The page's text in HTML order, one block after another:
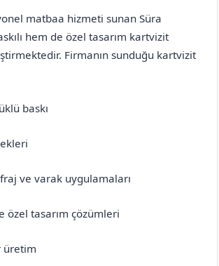
matbaa hizmeti sunan Süra
hem de özel tasarım kartvizit
Firmanın sunduğu kartvizit
baskı
ve varak uygulamaları
özel tasarım çözümleri
üretim